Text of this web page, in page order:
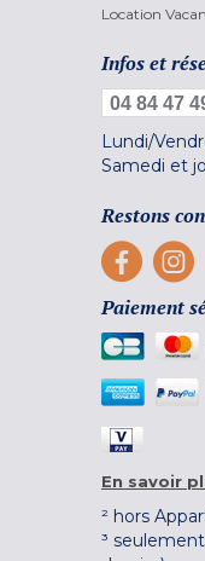
Location
Infos et
04 84 47
Lundi/
Samedi et
Restons
Paiement
En savoir
² hors
³